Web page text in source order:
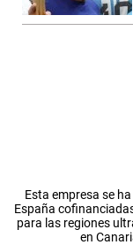
Esta empresa se
España
para las regiones
en